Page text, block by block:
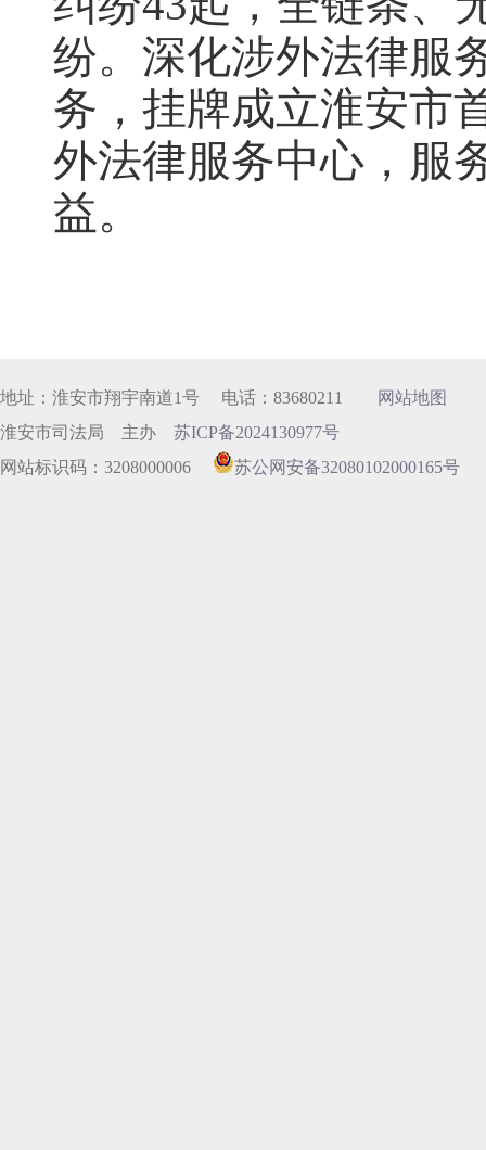
纷。深化涉外法律服
务，挂牌成立淮安市
外法律服务中心，服
益。
地址：淮安市翔宇南道1号 电话：83680211
网站地图
淮安市司法局 主办 苏ICP备2024130977号
网站标识码：3208000006
苏公网安备32080102000165号